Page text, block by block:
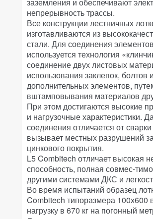
непрерывность трассы.
Все конструкции лестничных
изготавливаются из
стали. Для соединения
используется технология
соединение двух листовых
использования заклепок, болтов
дополнительных элементов,
вштамповывания материалов
При этом достигаются высокие
и нагрузочные характеристики.
соединения отличается от
вызывает местных разрушений
цинкового покрытия.
L5 Combitech отличает высокая
способность, полная совмес-
другими системами ДКС и
Во время испытаний образец
Combitech типоразмера 100х600
нагрузку в 670 кг на погонный